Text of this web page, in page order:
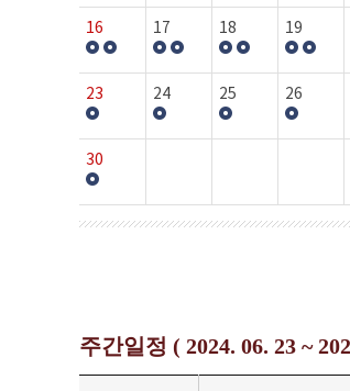
16 17 18 19
23 24 25 26
30
주간일정 ( 2024. 06. 23 ~